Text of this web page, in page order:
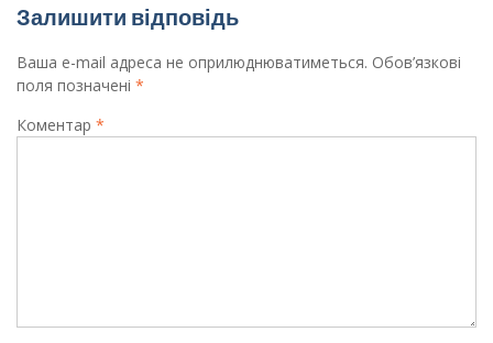
Залишити відповідь
Ваша e-mail адреса не оприлюднюватиметься. Обов’язкові
поля позначені *
Коментар *